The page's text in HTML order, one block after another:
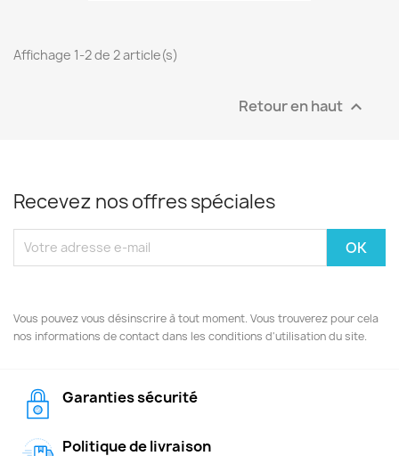
Affichage 1-2 de 2 article(s)
Retour en haut 
Recevez nos offres spéciales
Vous pouvez vous désinscrire à tout moment. Vous trouverez pour cela
nos informations de contact dans les conditions d'utilisation du site.
Garanties sécurité
Politique de livraison